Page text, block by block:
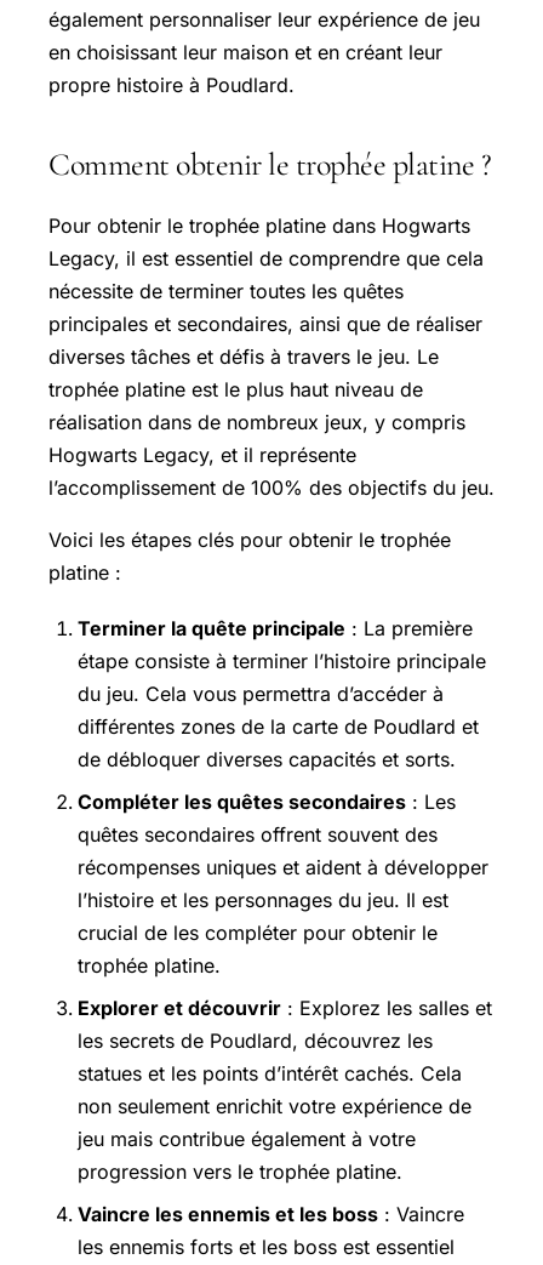
également personnaliser leur expérience de jeu
en choisissant leur maison et en créant leur
propre histoire à Poudlard.
Comment obtenir le trophée platine ?
Pour obtenir le trophée platine dans Hogwarts
Legacy, il est essentiel de comprendre que cela
nécessite de terminer toutes les quêtes
principales et secondaires, ainsi que de réaliser
diverses tâches et défis à travers le jeu. Le
trophée platine est le plus haut niveau de
réalisation dans de nombreux jeux, y compris
Hogwarts Legacy, et il représente
l’accomplissement de 100% des objectifs du jeu.
Voici les étapes clés pour obtenir le trophée
platine :
Terminer la quête principale : La première
étape consiste à terminer l’histoire principale
du jeu. Cela vous permettra d’accéder à
différentes zones de la carte de Poudlard et
de débloquer diverses capacités et sorts.
Compléter les quêtes secondaires : Les
quêtes secondaires offrent souvent des
récompenses uniques et aident à développer
l’histoire et les personnages du jeu. Il est
crucial de les compléter pour obtenir le
trophée platine.
Explorer et découvrir : Explorez les salles et
les secrets de Poudlard, découvrez les
statues et les points d’intérêt cachés. Cela
non seulement enrichit votre expérience de
jeu mais contribue également à votre
progression vers le trophée platine.
Vaincre les ennemis et les boss : Vaincre
les ennemis forts et les boss est essentiel